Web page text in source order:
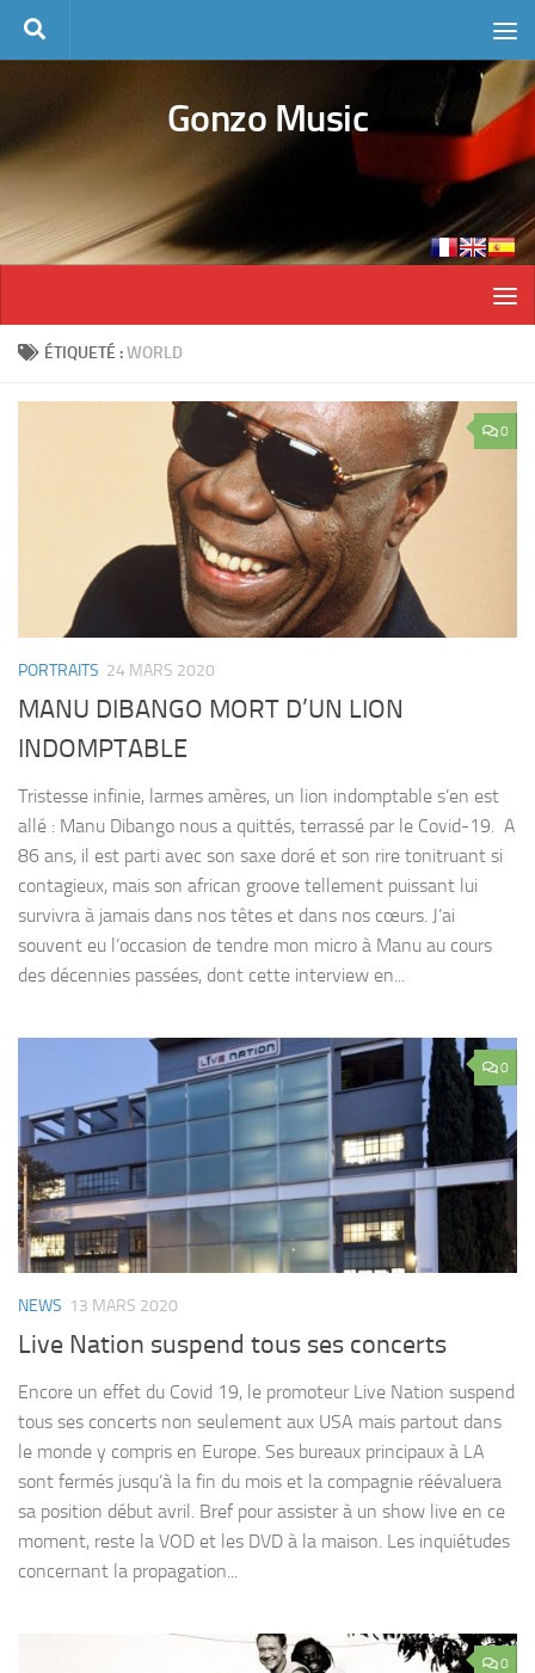
Skip to content
Gonzo Music
ÉTIQUETÉ :WORLD
0
PORTRAITS 24 MARS 2020
MANU DIBANGO MORT D’UN LION
INDOMPTABLE
Tristesse infinie, larmes amères, un lion indomptable s’en est
allé : Manu Dibango nous a quittés, terrassé par le Covid-19. A
86 ans, il est parti avec son saxe doré et son rire tonitruant si
contagieux, mais son african groove tellement puissant lui
survivra à jamais dans nos têtes et dans nos cœurs. J’ai
souvent eu l’occasion de tendre mon micro à Manu au cours
des décennies passées, dont cette interview en...
0
NEWS 13 MARS 2020
Live Nation suspend tous ses concerts
Encore un effet du Covid 19, le promoteur Live Nation suspend
tous ses concerts non seulement aux USA mais partout dans
le monde y compris en Europe. Ses bureaux principaux à LA
sont fermés jusqu’à la fin du mois et la compagnie réévaluera
sa position début avril. Bref pour assister à un show live en ce
moment, reste la VOD et les DVD à la maison. Les inquiétudes
concernant la propagation...
0